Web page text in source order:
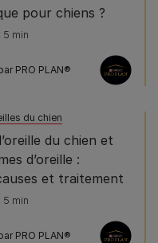
pour chiens ?
5 min
PRO PLAN®
du chien
du chien et
d’oreille :
et traitement
5 min
PRO PLAN®